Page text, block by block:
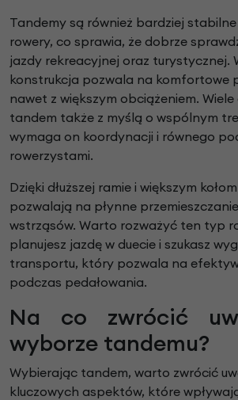
Tandemy są również bardziej
rowery, co sprawia, że dobrze
jazdy rekreacyjnej oraz turystycznej.
konstrukcja pozwala na komfortowe
nawet z większym obciążeniem.
tandem także z myślą o wspólnym
wymaga on koordynacji i równego
rowerzystami.
Dzięki dłuższej ramie i większym
pozwalają na płynne
wstrząsów. Warto rozważyć ten typ
planujesz jazdę w duecie i szukasz
transportu, który pozwala na
podczas pedałowania.
Na co zwrócić
wyborze tandemu?
Wybierając tandem, warto zwrócić
kluczowych aspektów, które